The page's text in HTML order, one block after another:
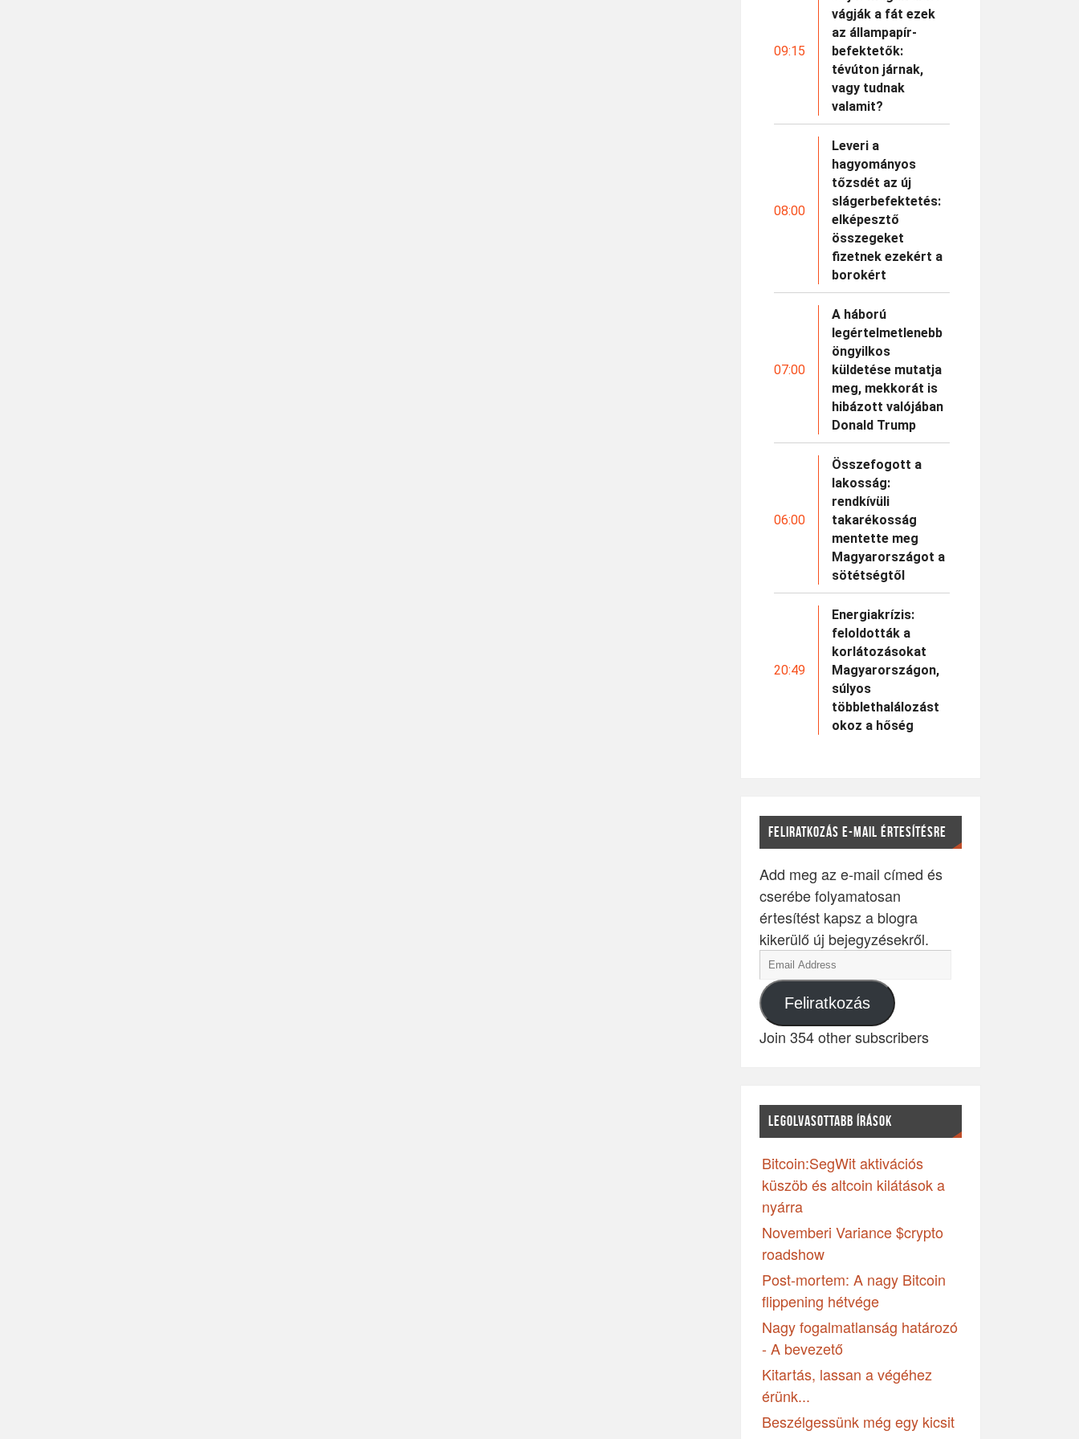
09:15
vágják a fát ezek
az állampapír-
befektetők:
tévúton járnak,
vagy tudnak
valamit?
08:00
Leveri a
hagyományos
tőzsdét az új
slágerbefektetés:
elképesztő
összegeket
fizetnek ezekért a
borokért
07:00
A háború
legértelmetlenebb
öngyilkos
küldetése mutatja
meg, mekkorát is
hibázott valójában
Donald Trump
06:00
Összefogott a
lakosság:
rendkívüli
takarékosság
mentette meg
Magyarországot a
sötétségtől
20:49
Energiakrízis:
feloldották a
korlátozásokat
Magyarországon,
súlyos
többlethalálozást
okoz a hőség
FELIRATKOZÁS E-MAIL ÉRTESÍTÉSRE
Add meg az e-mail címed és
cserébe folyamatosan
értesítést kapsz a blogra
kikerülő új bejegyzésekről.
Feliratkozás
Join 354 other subscribers
LEGOLVASOTTABB ÍRÁSOK
Bitcoin:SegWit aktivációs
küszöb és altcoin kilátások a
nyárra
Novemberi Variance $crypto
roadshow
Post-mortem: A nagy Bitcoin
flippening hétvége
Nagy fogalmatlanság határozó
- A bevezető
Kitartás, lassan a végéhez
érünk...
Beszélgessünk még egy kicsit